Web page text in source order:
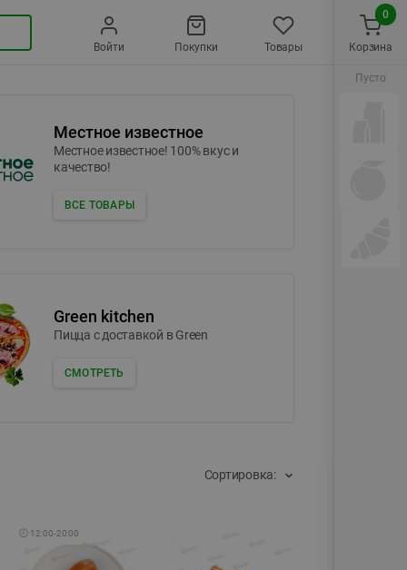
Войти Покупки Товары
Местное известное
Местное известное! 100% вкус и
качество!
ВСЕ ТОВАРЫ
Green kitchen
Пицца c доставкой в Green
СМОТРЕТЬ
Сортировка:
🕘 12:00-20:00
Корзина
0
Пусто